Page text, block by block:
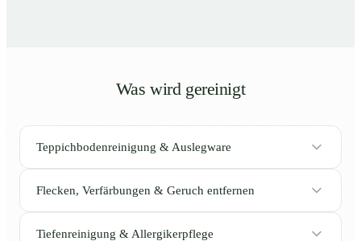
Was wird gereinigt
Teppichbodenreinigung & Auslegware
Flecken, Verfärbungen & Geruch entfernen
Tiefenreinigung & Allergikerpflege